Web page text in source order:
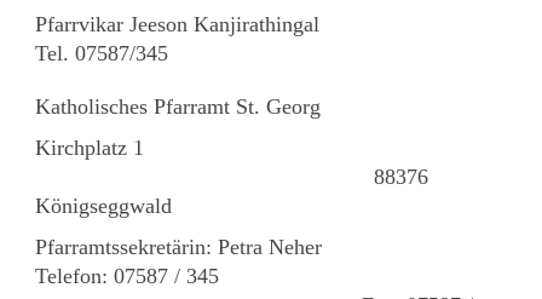
Pfarrvikar Jeeson Kanjirathingal
Tel. 07587/345
Katholisches Pfarramt St. Georg
Kirchplatz 1
88376
Königseggwald
Pfarramtssekretärin: Petra Neher
Telefon: 07587 / 345